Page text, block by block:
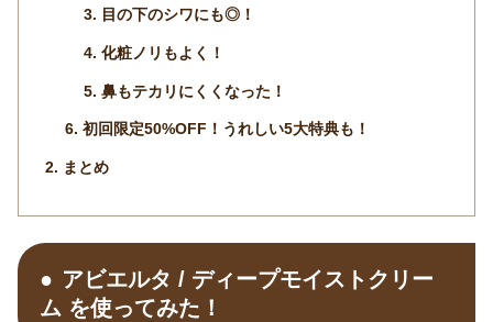
目の下のシワにも◎！
化粧ノリもよく！
鼻もテカリにくくなった！
初回限定50%OFF！うれしい5大特典も！
まとめ
アビエルタ / ディープモイストクリー
ム を使ってみた！